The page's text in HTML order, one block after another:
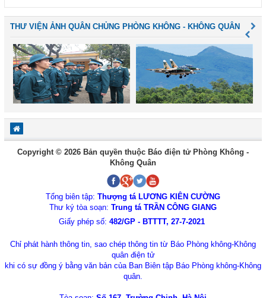
THƯ VIỆN ẢNH QUÂN CHỦNG PHÒNG KHÔNG - KHÔNG QUÂN
Copyright © 2026 Bản quyền thuộc Báo điện tử Phòng Không -
Không Quân
Tổng biên tập: Thượng tá LƯƠNG KIÊN CƯỜNG
Thư ký tòa soạn: Trung tá TRẦN CÔNG GIANG
Giấy phép số: 482/GP - BTTTT, 27-7-2021
Chỉ phát hành thông tin, sao chép thông tin từ Báo Phòng không-Không
quân điện tử
khi có sự đồng ý bằng văn bản của Ban Biên tập Báo Phòng không-Không
quân.